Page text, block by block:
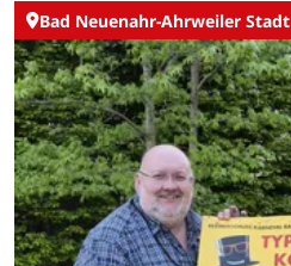
Bad Neuenahr-Ahrweiler Stadt